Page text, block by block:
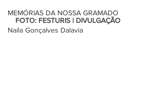
MEMÓRIAS DA NOSSA GRAMADO
Naíla Gonçalves Dalavia
   FOTO: FESTURIS | DIVULGAÇÃO